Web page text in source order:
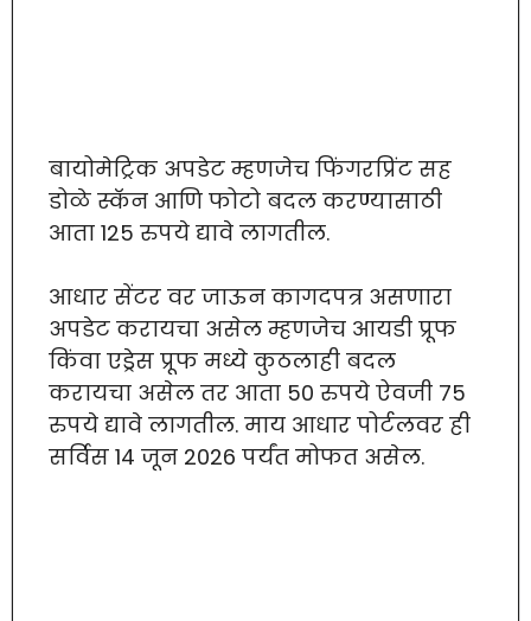
बायोमेट्रिक अपडेट म्हणजेच फिंगरप्रिंट सह
डोळे स्कॅन आणि फोटो बदल करण्यासाठी
आता 125 रुपये द्यावे लागतील.
आधार सेंटर वर जाऊन कागदपत्र असणारा
अपडेट करायचा असेल म्हणजेच आयडी प्रूफ
किंवा एड्रेस प्रूफ मध्ये कुठलाही बदल
करायचा असेल तर आता 50 रुपये ऐवजी 75
रुपये द्यावे लागतील. माय आधार पोर्टलवर ही
सर्विस 14 जून 2026 पर्यंत मोफत असेल.